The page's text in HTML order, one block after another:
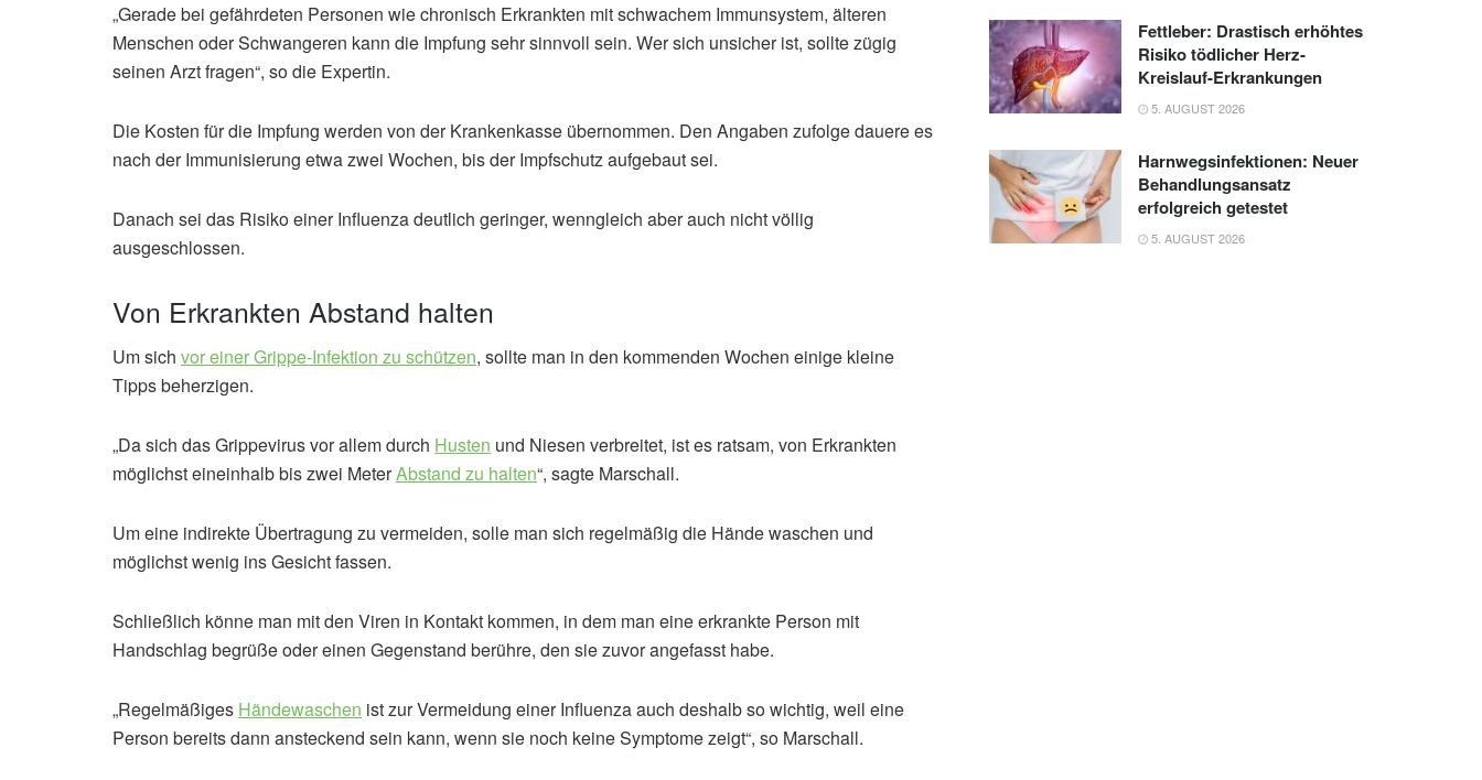
„Gerade bei gefährdeten Personen wie chronisch Erkrankten mit schwachem Immunsystem, älteren
Menschen oder Schwangeren kann die Impfung sehr sinnvoll sein. Wer sich unsicher ist, sollte zügig
seinen Arzt fragen“, so die Expertin.
Die Kosten für die Impfung werden von der Krankenkasse übernommen. Den Angaben zufolge dauere es
nach der Immunisierung etwa zwei Wochen, bis der Impfschutz aufgebaut sei.
Danach sei das Risiko einer Influenza deutlich geringer, wenngleich aber auch nicht völlig
ausgeschlossen.
Von Erkrankten Abstand halten
Um sich vor einer Grippe-Infektion zu schützen, sollte man in den kommenden Wochen einige kleine
Tipps beherzigen.
„Da sich das Grippevirus vor allem durch Husten und Niesen verbreitet, ist es ratsam, von Erkrankten
möglichst eineinhalb bis zwei MeterAbstand zu halten“, sagte Marschall.
Um eine indirekte Übertragung zu vermeiden, solle man sich regelmäßig die Hände waschen und
möglichst wenig ins Gesicht fassen.
Schließlich könne man mit den Viren in Kontakt kommen, in dem man eine erkrankte Person mit
Handschlag begrüße oder einen Gegenstand berühre, den sie zuvor angefasst habe.
„Regelmäßiges Händewaschen ist zur Vermeidung einer Influenza auch deshalb so wichtig, weil eine
Person bereits dann ansteckend sein kann, wenn sie noch keine Symptome zeigt“, so Marschall.
Fettleber: Drastisch erhöhtes
Risiko tödlicher Herz-
Kreislauf-Erkrankungen
5. AUGUST 2026
Harnwegsinfektionen: Neuer
Behandlungsansatz
erfolgreich getestet
5. AUGUST 2026